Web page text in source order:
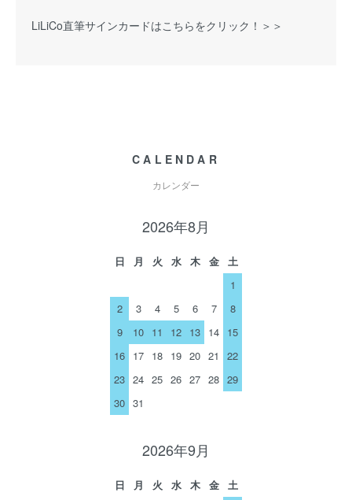
LiLiCo直筆サインカードはこちらをクリック！＞＞
CALENDAR
カレンダー
2026年8月
日 月 火 水 木 金
土
1
2
3 4 5 6 7
8
9
10 11 12 13 14 15
16 17 18 19 20 21
22
23 24 25 26 27 28 29
30 31
2026年9月
日 月 火 水 木 金
土